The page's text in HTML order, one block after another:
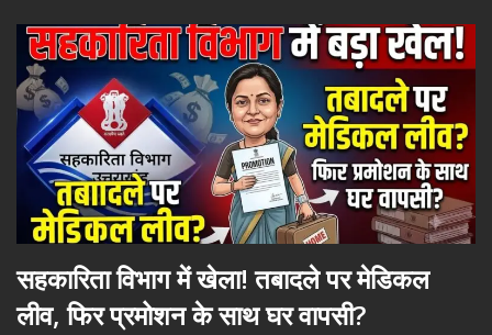
सहकारिता विभाग में खेला! तबादले पर मेडिकल
लीव, फिर प्रमोशन के साथ घर वापसी?